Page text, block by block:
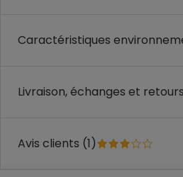
Caractéristiques
Livraison, échanges et retours
Avis clients (1)